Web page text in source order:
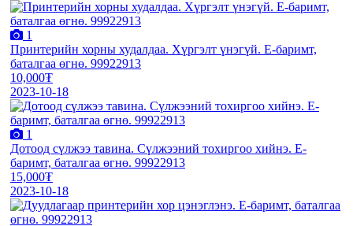
1
Принтерийн хорны худалдаа. Хүргэлт үнэгүй. E-баримт,
баталгаа өгнө. 99922913
10,000₮
2023-10-18
1
Дотоод сүлжээ тавина. Сүлжээний тохиргоо хийнэ. E-
баримт, баталгаа өгнө. 99922913
15,000₮
2023-10-18